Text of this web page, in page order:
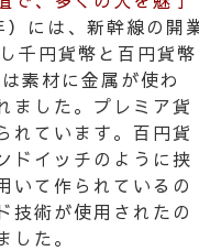
には、新幹線の開
千円貨幣と百円貨幣
素材に金属が使わ
ました。プレミア貨
れています。百円貨
ドイッチのように挟
いて作られているの
技術が使用されたの
た。